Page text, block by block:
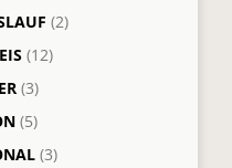
(2)
(12)
(3)
(5)
(3)